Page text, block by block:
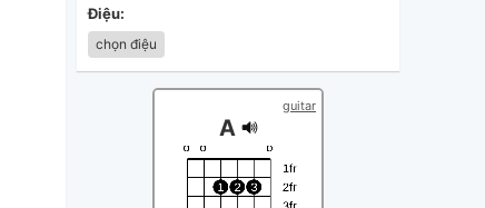
Điệu:
chọn điệu
guitar
A